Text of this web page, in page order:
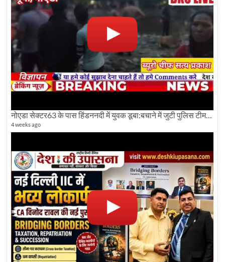
नोएडा सेक्टर63 के पास हिंडननदी में युवक डूबा:बचाने में जुटी पुलिस टीम: देखिए पूरी ग्राउंड रिपोर्टिंग
4 weeks ago